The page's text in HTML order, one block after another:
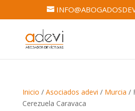
Inicio / Asociados adevi / Murcia /
Cerezuela Caravaca